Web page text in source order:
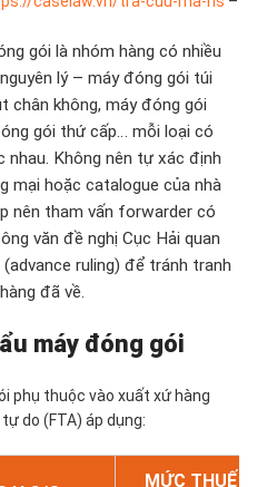
gói là nhóm hàng có nhiều
lý – máy đóng gói túi
chân không, máy đóng gói
gói thứ cấp… mỗi loại có
nhau. Không nên tự xác định
mại hoặc catalogue của nhà
nên tham vấn forwarder có
văn đề nghị Cục Hải quan
ruling) để tránh tranh
đã về.
máy đóng gói
phụ thuộc vào xuất xứ hàng
do (FTA) áp dụng:
MỨC THUẾ NK